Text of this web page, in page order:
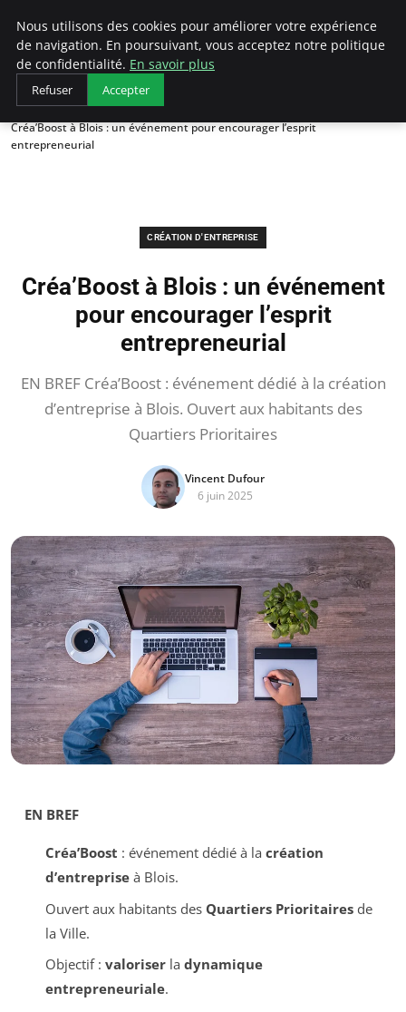
LECFCM
Accueil
Création d'entreprise
Créa’Boost à Blois : un événement pour encourager l’esprit
entrepreneurial
CRÉATION D'ENTREPRISE
Créa’Boost à Blois : un événement
pour encourager l’esprit
entrepreneurial
EN BREF Créa’Boost : événement dédié à la création
d’entreprise à Blois. Ouvert aux habitants des
Quartiers Prioritaires
Vincent Dufour
6 juin 2025
EN BREF
Créa’Boost : événement dédié à la création
d’entrepriseà Blois.
Ouvert aux habitants des Quartiers Prioritairesde
la Ville.
Objectif : valoriserla dynamique
entrepreneuriale.
Nous utilisons des cookies pour améliorer votre expérience
de navigation. En poursuivant, vous acceptez notre politique
de confidentialité. En savoir plus
Refuser Accepter